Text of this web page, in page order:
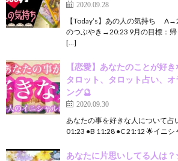
2020.09.28
【Today’s】あの人の気持ち
のつぶやき→20:23 9月の目標：
[…]
【恋愛】あなたのことが好
タロット、タロット占い、
ング🔮
2020.09.30
あなたの事を好きな人について占
01:23 ●B 11:28 ●C 21:12 🌟イニ
あなたに片思いしてる人は